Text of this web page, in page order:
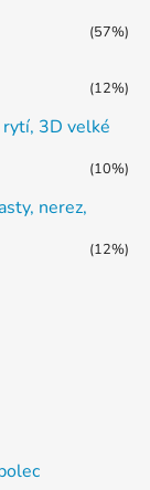
(57%)
(12%)
rytí, 3D velké
(10%)
nerez,
(12%)